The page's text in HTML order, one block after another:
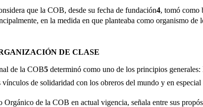
que la COB, desde su fecha de fundación4, tomó como
en la medida en que planteaba como organismo
DE CLASE
de la COB5 determinó como uno de los principios generales:
de solidaridad con los obreros del mundo y en especial
Orgánico de la COB en actual vigencia, señala entre sus